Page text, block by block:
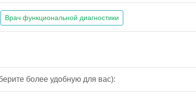
Врач функциональной диагностики
более удобную для вас):